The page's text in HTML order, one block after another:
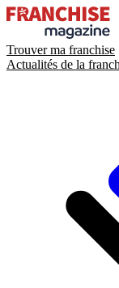
Trouver ma franchise
Actualités de la